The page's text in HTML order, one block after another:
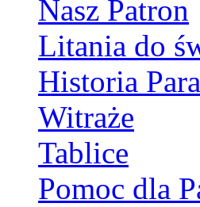
Nasz Patron
Litania do
Historia
Witraże
Tablice
Pomoc dla